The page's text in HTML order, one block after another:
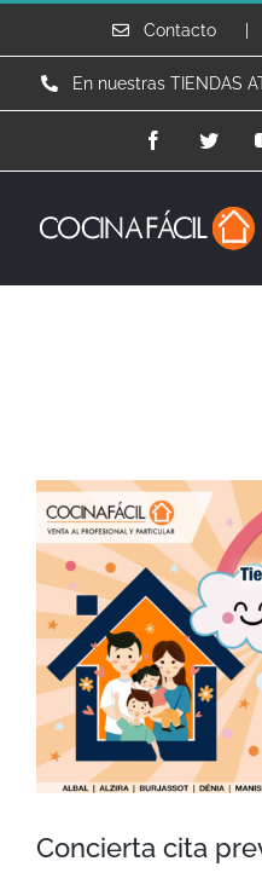
al
Contacto |
En nuestras TIENDAS
Facebook
Ver
imagen
más
grande
Concierta cita